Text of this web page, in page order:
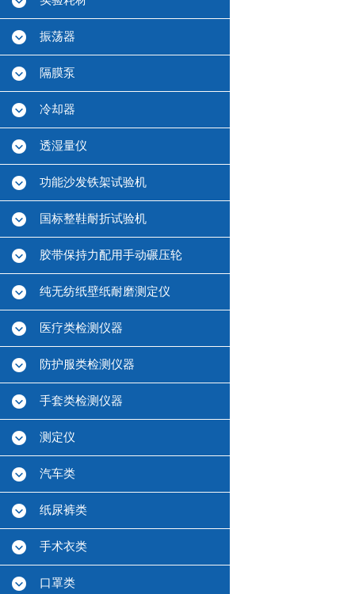
振荡器
隔膜泵
冷却器
透湿量仪
功能沙发铁架试验机
国标整鞋耐折试验机
胶带保持力配用手动碾压轮
纯无纺纸壁纸耐磨测定仪
医疗类检测仪器
防护服类检测仪器
手套类检测仪器
测定仪
汽车类
纸尿裤类
手术衣类
口罩类